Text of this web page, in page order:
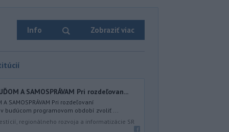
Info Zobraziť viac
A SAMOSPRÁVAM Pri rozdeľovan...
A SAMOSPRÁVAM Pri rozdeľovaní
budúcom programovom období zvoliť ...
regionálneho rozvoja a informatizácie SR